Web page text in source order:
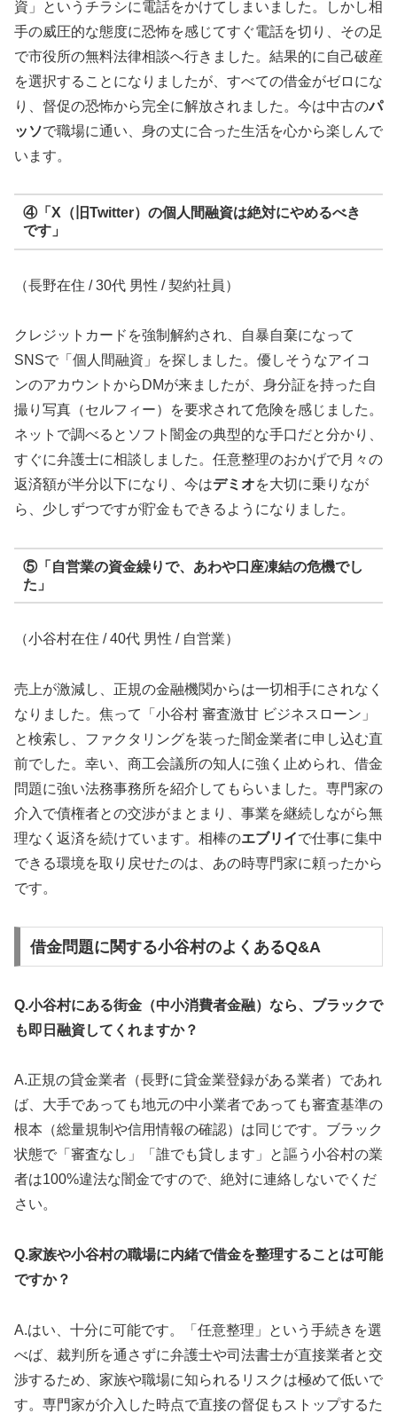
資」というチラシに電話をかけてしまいました。しかし相
手の威圧的な態度に恐怖を感じてすぐ電話を切り、その足
で市役所の無料法律相談へ行きました。結果的に自己破産
を選択することになりましたが、すべての借金がゼロにな
り、督促の恐怖から完全に解放されました。今は中古のパ
ッソで職場に通い、身の丈に合った生活を心から楽しんで
います。
④「X（旧Twitter）の個人間融資は絶対にやめるべき
です」
（長野在住 / 30代 男性 / 契約社員）
クレジットカードを強制解約され、自暴自棄になって
SNSで「個人間融資」を探しました。優しそうなアイコ
ンのアカウントからDMが来ましたが、身分証を持った自
撮り写真（セルフィー）を要求されて危険を感じました。
ネットで調べるとソフト闇金の典型的な手口だと分かり、
すぐに弁護士に相談しました。任意整理のおかげで月々の
返済額が半分以下になり、今はデミオを大切に乗りなが
ら、少しずつですが貯金もできるようになりました。
⑤「自営業の資金繰りで、あわや口座凍結の危機でし
た」
（小谷村在住 / 40代 男性 / 自営業）
売上が激減し、正規の金融機関からは一切相手にされなく
なりました。焦って「小谷村 審査激甘 ビジネスローン」
と検索し、ファクタリングを装った闇金業者に申し込む直
前でした。幸い、商工会議所の知人に強く止められ、借金
問題に強い法務事務所を紹介してもらいました。専門家の
介入で債権者との交渉がまとまり、事業を継続しながら無
理なく返済を続けています。相棒のエブリイで仕事に集中
できる環境を取り戻せたのは、あの時専門家に頼ったから
です。
借金問題に関する小谷村のよくあるQ&A
Q.小谷村にある街金（中小消費者金融）なら、ブラックで
も即日融資してくれますか？
A.正規の貸金業者（長野に貸金業登録がある業者）であれ
ば、大手であっても地元の中小業者であっても審査基準の
根本（総量規制や信用情報の確認）は同じです。ブラック
状態で「審査なし」「誰でも貸します」と謳う小谷村の業
者は100%違法な闇金ですので、絶対に連絡しないでくだ
さい。
Q.家族や小谷村の職場に内緒で借金を整理することは可能
ですか？
A.はい、十分に可能です。「任意整理」という手続きを選
べば、裁判所を通さずに弁護士や司法書士が直接業者と交
渉するため、家族や職場に知られるリスクは極めて低いで
す。専門家が介入した時点で直接の督促もストップするた